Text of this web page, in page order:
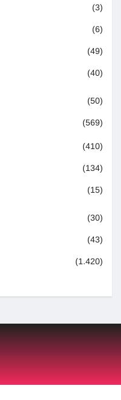
(3)
(6)
(49)
(40)
(50)
(569)
(410)
(134)
(15)
(30)
(43)
(1.420)